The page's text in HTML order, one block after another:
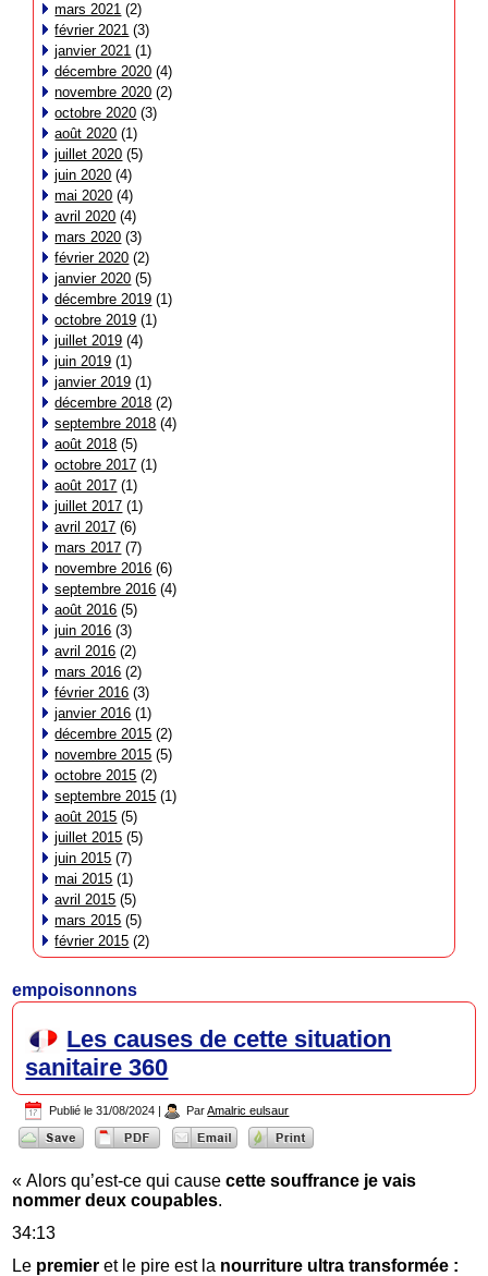
mars 2021 (2)
février 2021 (3)
janvier 2021 (1)
décembre 2020 (4)
novembre 2020 (2)
octobre 2020 (3)
août 2020 (1)
juillet 2020 (5)
juin 2020 (4)
mai 2020 (4)
avril 2020 (4)
mars 2020 (3)
février 2020 (2)
janvier 2020 (5)
décembre 2019 (1)
octobre 2019 (1)
juillet 2019 (4)
juin 2019 (1)
janvier 2019 (1)
décembre 2018 (2)
septembre 2018 (4)
août 2018 (5)
octobre 2017 (1)
août 2017 (1)
juillet 2017 (1)
avril 2017 (6)
mars 2017 (7)
novembre 2016 (6)
septembre 2016 (4)
août 2016 (5)
juin 2016 (3)
avril 2016 (2)
mars 2016 (2)
février 2016 (3)
janvier 2016 (1)
décembre 2015 (2)
novembre 2015 (5)
octobre 2015 (2)
septembre 2015 (1)
août 2015 (5)
juillet 2015 (5)
juin 2015 (7)
mai 2015 (1)
avril 2015 (5)
mars 2015 (5)
février 2015 (2)
empoisonnons
Les causes de cette situation
sanitaire 360
Publié le 31/08/2024 | Par Amalric eulsaur
« Alors qu’est-ce qui causecette souffrance je vais
nommer deux coupables.
34:13
Le premier et le pire est la nourriture ultra transformée :